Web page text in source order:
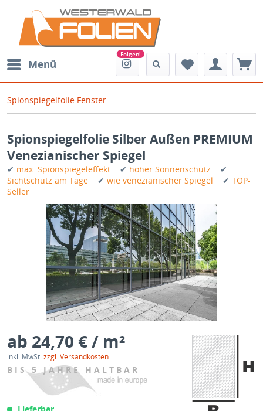
Menü
Spionspiegelfolie Fenster
Spionspiegelfolie Silber Außen PREMIUM
Venezianischer Spiegel
✔ max. Spionspiegeleffekt ✔ hoher Sonnenschutz ✔
Sichtschutz am Tage ✔ wie venezianischer Spiegel ✔ TOP-
Seller
ab 24,70 € / m²
inkl. MwSt.zzgl. Versandkosten
BIS 5 JAHRE HALTBAR